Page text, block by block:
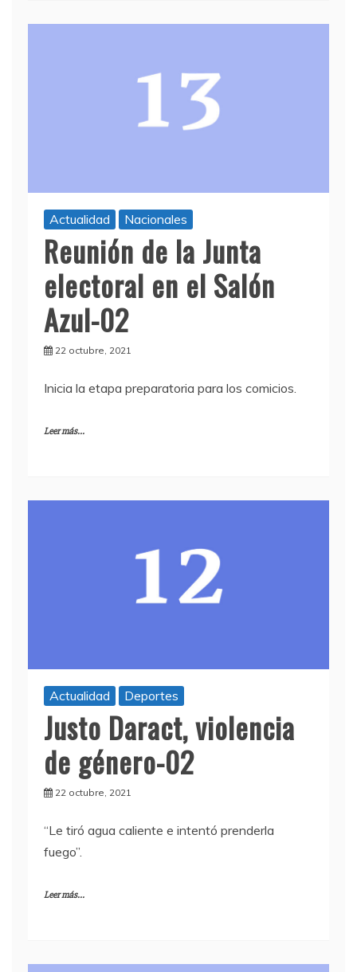
Actualidad Nacionales
Reunión de la Junta
electoral en el Salón
Azul-02
22 octubre, 2021
Inicia la etapa preparatoria para los comicios.
Leer más...
Actualidad Deportes
Justo Daract, violencia
de género-02
22 octubre, 2021
“Le tiró agua caliente e intentó prenderla
fuego”.
Leer más...